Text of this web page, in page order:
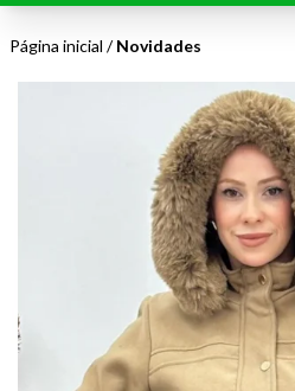
Página inicial /Novidades